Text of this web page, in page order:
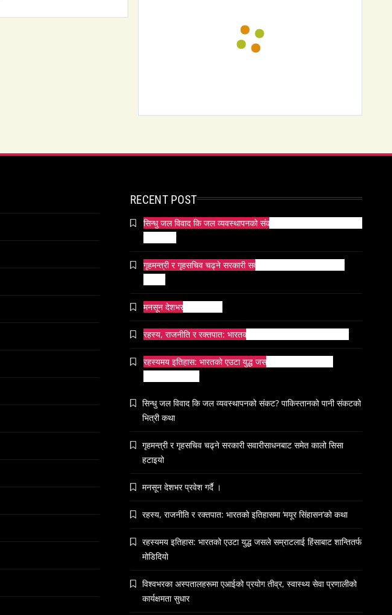
RECENT POST
सिन्धु जल विवाद कि जल व्यवस्थापनको संकट? पाकिस्तानको पानी संकटको
गृहमन्त्री र गृहसचिव चढ्ने सरकारी सवारीसाधनबाट समेत कालो सिसा
मनसून देशभर प्रवेश गर्दै ।
रहस्य, राजनीति र रक्तपात: भारतको इतिहासमा ‘मयूर सिंहासन’को कथा
रहस्यमय इतिहास: भारतको एउटा युद्ध जसले सम्राटलाई हिंसाबाट
सिन्धु जल विवाद कि जल व्यवस्थापनको संकट? पाकिस्तानको पानी संकटको
भित्री कथा
गृहमन्त्री र गृहसचिव चढ्ने सरकारी सवारीसाधनबाट समेत कालो सिसा
हटाइयो
मनसून देशभर प्रवेश गर्दै ।
रहस्य, राजनीति र रक्तपात: भारतको इतिहासमा ‘मयूर सिंहासन’को कथा
रहस्यमय इतिहास: भारतको एउटा युद्ध जसले सम्राटलाई हिंसाबाट शान्तितर्फ
मोडिदियो
विश्वभरका अस्पतालहरूमा एआईको प्रयोग तीव्र, स्वास्थ्य सेवा प्रणालीको
कार्यक्षमता सुधार